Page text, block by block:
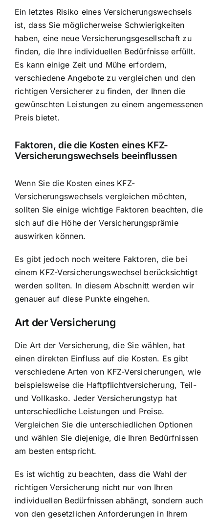
Ein letztes Risiko eines Versicherungswechsels
ist, dass Sie möglicherweise Schwierigkeiten
haben, eine neue Versicherungsgesellschaft zu
finden, die Ihre individuellen Bedürfnisse erfüllt.
Es kann einige Zeit und Mühe erfordern,
verschiedene Angebote zu vergleichen und den
richtigen Versicherer zu finden, der Ihnen die
gewünschten Leistungen zu einem angemessenen
Preis bietet.
Faktoren, die die Kosten eines KFZ-
Versicherungswechsels beeinflussen
Wenn Sie die Kosten eines KFZ-
Versicherungswechsels vergleichen möchten,
sollten Sie einige wichtige Faktoren beachten, die
sich auf die Höhe der Versicherungsprämie
auswirken können.
Es gibt jedoch noch weitere Faktoren, die bei
einem KFZ-Versicherungswechsel berücksichtigt
werden sollten. In diesem Abschnitt werden wir
genauer auf diese Punkte eingehen.
Art der Versicherung
Die Art der Versicherung, die Sie wählen, hat
einen direkten Einfluss auf die Kosten. Es gibt
verschiedene Arten von KFZ-Versicherungen, wie
beispielsweise die Haftpflichtversicherung, Teil-
und Vollkasko. Jeder Versicherungstyp hat
unterschiedliche Leistungen und Preise.
Vergleichen Sie die unterschiedlichen Optionen
und wählen Sie diejenige, die Ihren Bedürfnissen
am besten entspricht.
Es ist wichtig zu beachten, dass die Wahl der
richtigen Versicherung nicht nur von Ihren
individuellen Bedürfnissen abhängt, sondern auch
von den gesetzlichen Anforderungen in Ihrem